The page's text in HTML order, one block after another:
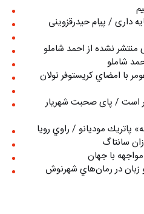
داری / پیام حیدرقزوینی
نشده از احمد شاملو
شاملو
با امضاي كريستوفر نولان
است / پای صحبت شهريار
پاتريك موديانو / راوي رويا
سانتاگ
مواجهه با جهان
زبان در رمان‌هاي شهرنوش